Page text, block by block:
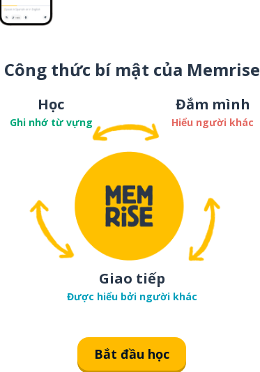
Công thức bí mật của Memrise
Học
Ghi nhớ từ vựng
Đắm mình
Hiểu người khác
Giao tiếp
Được hiểu bởi người khác
Bắt đầu học